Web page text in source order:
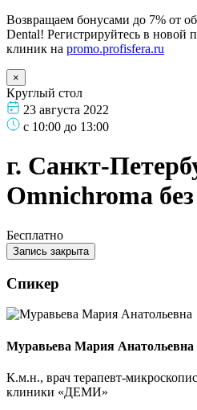
Возвращаем бонусами до 7% от
Dental! Регистрируйтесь в новой
клиник на promo.profisfera.ru
×
Круглый стол
23 августа 2022
с 10:00 до 13:00
г. Санкт-
Omnichroma
Бесплатно
Запись закрыта
Спикер
Муравьева Мария Анатольевна
К.м.н., врач терапевт-
клиники «ДЕМИ»